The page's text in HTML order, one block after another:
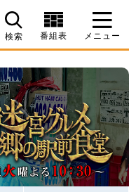
検索 番組表 メニュー